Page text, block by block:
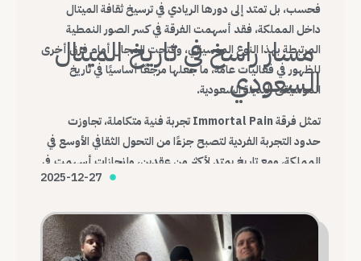
فحسب، بل تمتد إلى دورها الريادي في ترسيخ ثقافة الميتال
داخل المملكة، فقد أسهمت الفرقة في كسر الصور النمطية
المرتبطة بهذا النوع الموسيقي، وفتحت المجال أمام فرق أخرى
للظهور في فعاليات عامة، ما جعلها مرجعًا أساسيًا في تاريخ
الموسيقى البديلة السعودية.
مسار راسخ في تاريخ الميتال
السعودي
تمثل فرقة Immortal Pain تجربة فنية متكاملة، تجاوزت
حدود التجربة الفردية لتصبح جزءًا من التحول الثقافي الأوسع في
المملكة، ومع تاريخ يمتد لأكثر من عقدين، وإنجازات أسهمت في
تغيير شكل المشهد، تظل Immortal Pain واحدة من أهم
2025-12-27